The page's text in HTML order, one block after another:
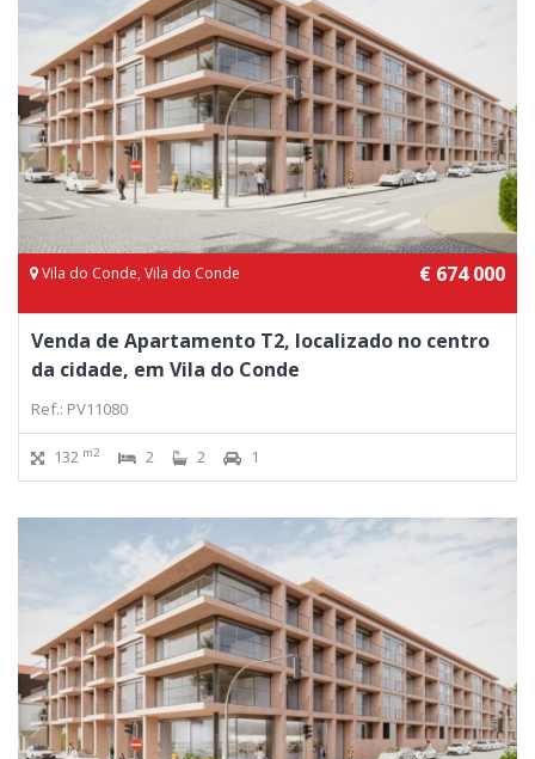
Vila do Conde, Vila do Conde € 674 000
Venda de Apartamento T2, localizado no centro
da cidade, em Vila do Conde
Ref.: PV11080
132 m2 2 2 1